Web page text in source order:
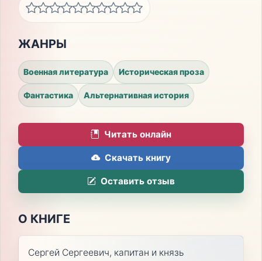
ЖАНРЫ
Военная литература Историческая проза
Фантастика Альтернативная история
Читать онлайн
Скачать книгу
Оставить отзыв
О КНИГЕ
Сергей Сергеевич, капитан и князь